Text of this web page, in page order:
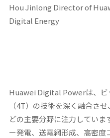
Hou Jinlong Director of
Digital Energy
Huawei Digital Powerは、ビ
（4T）の技術を深く融合さ
どの主要分野に注力してい
ー発電、送電網形成、高密